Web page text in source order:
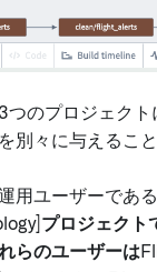
つのプロジェク
別々に与えること
用ユーザーであ
プロジェクト
らのユーザーは